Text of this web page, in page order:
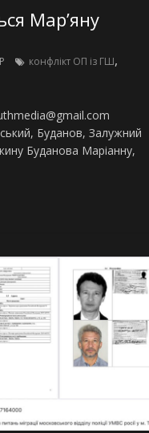
Мар’яну
конфлікт ОП із ГШ,
Буданов, Залужний
Буданова Маріанну,